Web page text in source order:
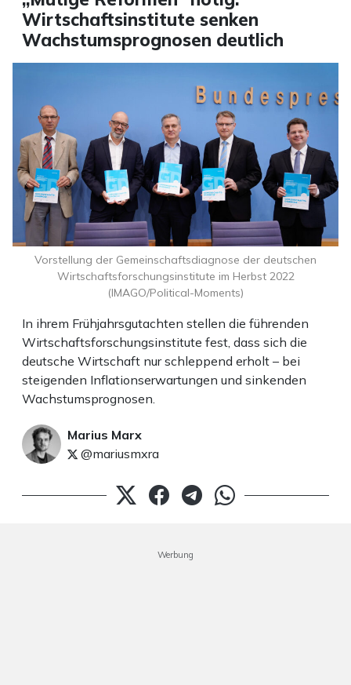
Wirtschaftsinstitute senken
Wachstumsprognosen deutlich
In ihrem Frühjahrsgutachten stellen die führenden
Wirtschaftsforschungsinstitute fest, dass sich die
deutsche Wirtschaft nur schleppend erholt – bei
steigenden Inflationserwartungen und sinkenden
Wachstumsprognosen.
Marius Marx
@mariusmxra
Vorstellung der Gemeinschaftsdiagnose der deutschen
Wirtschaftsforschungsinstitute im Herbst 2022
(IMAGO/Political-Moments)
Werbung